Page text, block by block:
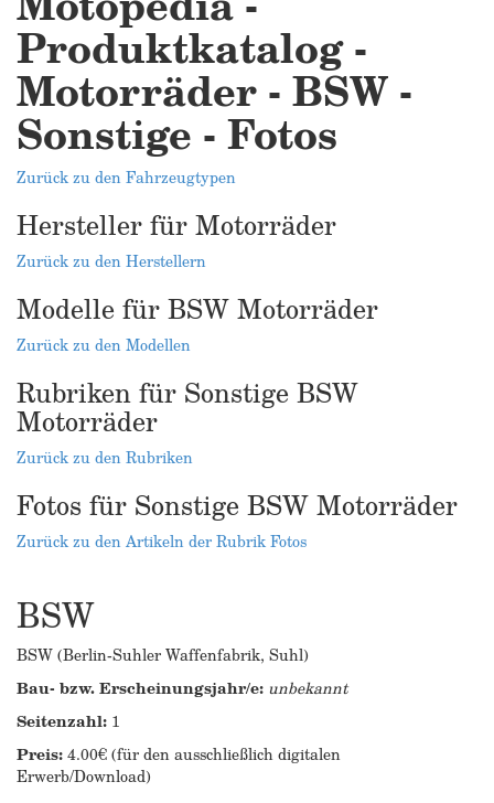
Produktkatalog -
Motorräder - BSW -
Sonstige - Fotos
Zurück zu den Fahrzeugtypen
Hersteller für Motorräder
Zurück zu den Herstellern
Modelle für BSW Motorräder
Zurück zu den Modellen
Rubriken für Sonstige BSW
Motorräder
Zurück zu den Rubriken
Fotos für Sonstige BSW Motorräder
Zurück zu den Artikeln der Rubrik Fotos
BSW
BSW (Berlin-Suhler Waffenfabrik, Suhl)
Bau- bzw. Erscheinungsjahr/e: unbekannt
Seitenzahl: 1
Preis:4.00€ (für den ausschließlich digitalen
Erwerb/Download)